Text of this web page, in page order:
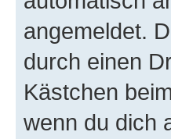
angemeldet.
durch einen
Kästchen
wenn du dich